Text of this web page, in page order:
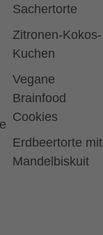
Sachertorte
Zitronen-Kokos-
Kuchen
Vegane
Brainfood
Cookies
Erdbeertorte mit
Mandelbiskuit